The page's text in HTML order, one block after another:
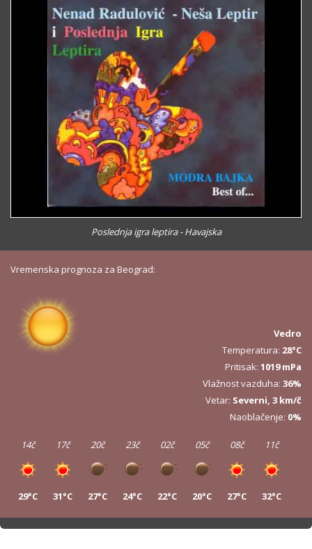
Poslednja igra leptira - Havajska
Vremenska prognoza za Beograd:
Vedro
Temperatura: 28°C
Pritisak: 1019 mPa
Vlažnost vazduha: 36%
Vetar: Severni, 3 km/č
Naoblačenje: 0%
14č
29°C
17č
31°C
20č
27°C
23č
24°C
02č
22°C
05č
20°C
08č
27°C
11č
32°C